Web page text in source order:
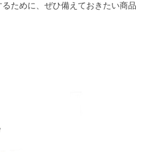
ために、ぜひ備えておきたい商品